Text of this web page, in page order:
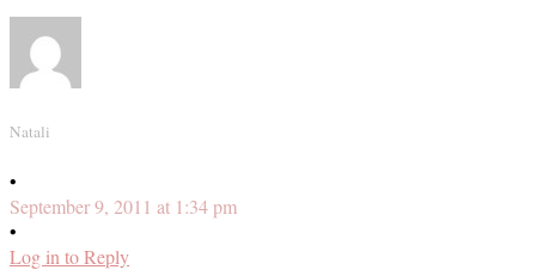
Natali
•
September 9, 2011 at 1:34 pm
•
Log in to Reply